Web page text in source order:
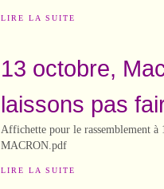
LIRE LA SUITE
13 octobre,
laissons pas
Affichette pour le rassemblement
MACRON.pdf
LIRE LA SUITE